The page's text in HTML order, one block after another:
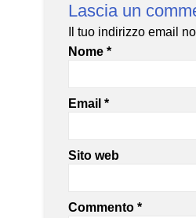
Lascia un
Il tuo indirizzo email
Nome *
Email *
Sito web
Commento *